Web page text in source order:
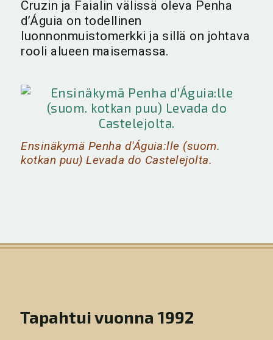
Cruzin ja Faialin välissä oleva Penha
d’Águia on todellinen
luonnonmuistomerkki ja sillä on johtava
rooli alueen maisemassa.
Ensinäkymä Penha d'Águia:lle (suom.
kotkan puu) Levada do Castelejolta.
Tapahtui vuonna 1992